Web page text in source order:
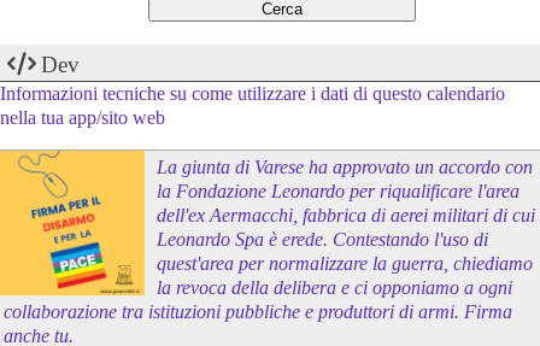
Dev
Informazioni tecniche su come utilizzare i dati di questo calendario
nella tua app/sito web
La giunta di Varese ha approvato un accordo con
la Fondazione Leonardo per riqualificare l'area
dell'ex Aermacchi, fabbrica di aerei militari di cui
Leonardo Spa è erede. Contestando l'uso di
quest'area per normalizzare la guerra, chiediamo
la revoca della delibera e ci opponiamo a ogni
collaborazione tra istituzioni pubbliche e produttori di armi. Firma
anche tu.